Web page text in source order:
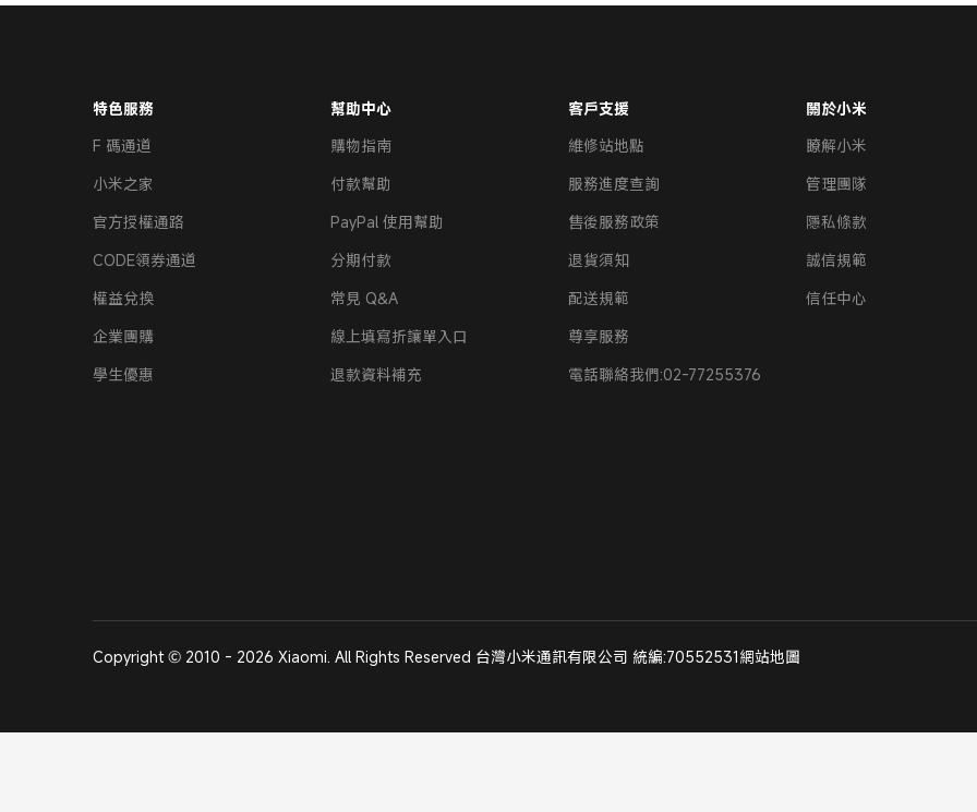
特色服務
F 碼通道
小米之家
官方授權通路
CODE領券通道
權益兌換
企業團購
學生優惠
幫助中心
購物指南
付款幫助
PayPal 使用幫助
分期付款
常見 Q&A
線上填寫折讓單入口
退款資料補充
客戶支援
維修站地點
服務進度查詢
售後服務政策
退貨須知
配送規範
尊享服務
電話聯絡我們:02-77255376
關於小米
瞭解小米
管理團隊
隱私條款
誠信規範​
信任中心
Copyright © 2010 - 2026 Xiaomi. All Rights Reserved 台灣小米通訊有限公司 統編:70552531網站地圖